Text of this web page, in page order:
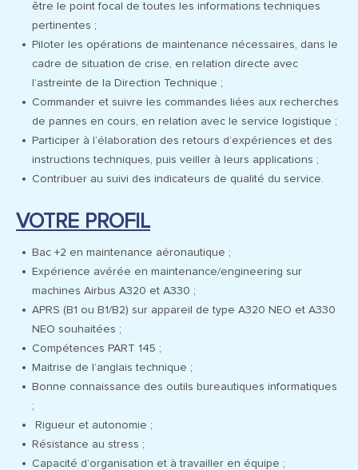
être le point focal de toutes les informations techniques
pertinentes ;
Piloter les opérations de maintenance nécessaires, dans le
cadre de situation de crise, en relation directe avec
l’astreinte de la Direction Technique ;
Commander et suivre les commandes liées aux recherches
de pannes en cours, en relation avec le service logistique ;
Participer à l’élaboration des retours d’expériences et des
instructions techniques, puis veiller à leurs applications ;
Contribuer au suivi des indicateurs de qualité du service.
VOTRE PROFIL
Bac +2 en maintenance aéronautique ;
Expérience avérée en maintenance/engineering sur
machines Airbus A320 et A330 ;
APRS (B1 ou B1/B2) sur appareil de type A320 NEO et A330
NEO souhaitées ;
Compétences PART 145 ;
Maitrise de l’anglais technique ;
Bonne connaissance des outils bureautiques informatiques
;
Rigueur et autonomie ;
Résistance au stress ;
Capacité d’organisation et à travailler en équipe ;